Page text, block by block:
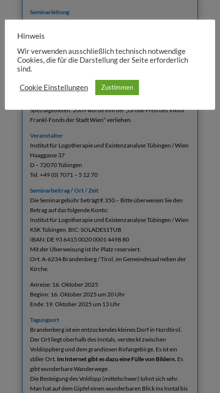
Seminarleitung
Univ.-Prof. Dr. Wolfram Kurz hatte den Lehrstuhl für
Praktische Theologie / Religionspädagogik an der Universität
Existenzanalyse Tübingen / Wien. Im Rahmen seiner Habil.-
Schrift stellte er die Bedeutung
der Logotherapie für die Praktische Theologie heraus. Seine
wissenschaftlichen Arbeiten bewegen sich auf der Grenze von
Theologie, Philosophie und Psychotherapiewissenschaft.
Spezialgebieten. 2009 wurde ihm der „Große Preis des Viktor
Frankl-Fonds der Stadt Wien“ verliehen.
Veranstalter
Institut für Logotherapie und Existenzanalyse Tübingen / Wien
Haaggasse 37
D – 72070 Tübingen
Tel. +49 (0) 7071 – 5 12 70
Seminarbeitrag / Ort / Zeit
Die Seminargebühr beträgt € 350.– Bitte überweisen Sie den
Betrag auf das folgende Konto:
Institut für Logotherapie und Existenzanalyse Tübingen / Wien
KSK Tübingen, BIC: SOLADES1TUB
IBAN: DE 93 6415 0020 0001 4498 80
Mit der Überweisung ist Ihr Platz reserviert.
Ort: A-6234 Brandenberg / Tirol, im Gemeindesaal neben der
Kirche.
Anreise: 16. Oktober 2025
Beginn: 16. Oktober 2025 um 20 Uhr
Ende: 19. Oktober 2025 um 13 Uhr
Tagungsort
Brandenberg ist ein entzückendes kleines Dorf in Nordtirol.
Der Ort liegt oberhalb des Inntals, versteckt zwischen
Voldöppberg und dem grandiosen Rofangebirge. Es ist ein
stiller Ort. Im Internet gibt es dazu eine Fülle von Bildern. Es
gibt wunderbare Wanderwege.
Die Besteigung des Voldöpp (mittelschwer) lohnt sich sehr.
Man hat auf dem Gipfel einen wunderbaren Blick ins Inntal bis
Hinweis
Wir verwenden ausschließlich technisch notwendige
Cookies, die für die Darstellung der Seite erforderlich
sind.
Cookie Einstellungen Zustimmen